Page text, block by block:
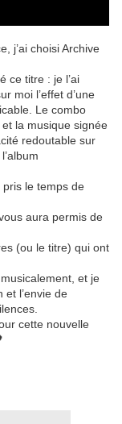
j’ai choisi Archive
ce titre : je l’ai
moi l’effet d’une
Le combo
la musique signée
redoutable sur
pris le temps de
aura permis de
(ou le titre) qui ont
et je
l’envie de
cette nouvelle